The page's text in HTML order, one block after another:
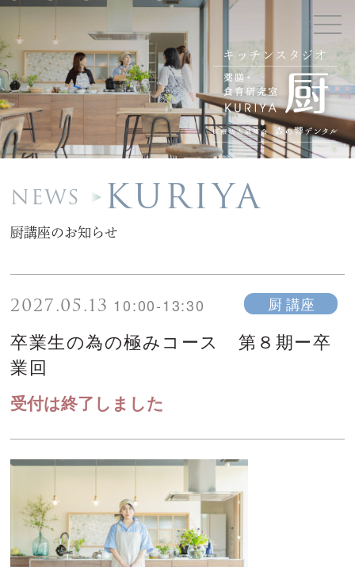
キッチンスタジオ
NEWS KURIYA
厨講座のお知らせ
2027.05.13 10:00-13:30 厨 講座
卒業生の為の極みコース 第８期ー卒
業回
受付は終了しました